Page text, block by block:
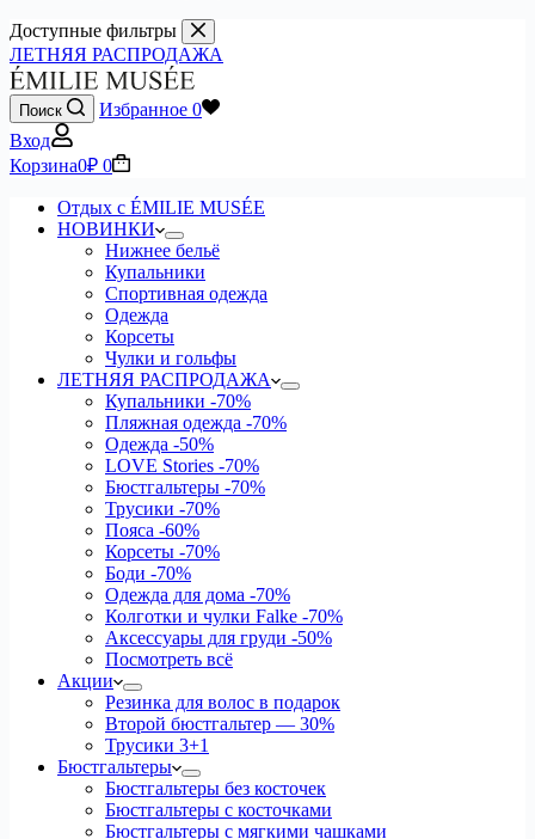
Доступные фильтры
ЛЕТНЯЯ РАСПРОДАЖА
Поиск Избранное 0
Вход
Корзина0₽ 0
Отдых с ÉMILIE MUSÉE
НОВИНКИ
Нижнее бельё
Купальники
Спортивная одежда
Одежда
Корсеты
Чулки и гольфы
ЛЕТНЯЯ РАСПРОДАЖА
Купальники -70%
Пляжная одежда -70%
Одежда -50%
LOVE Stories -70%
Бюстгальтеры -70%
Трусики -70%
Пояса -60%
Корсеты -70%
Боди -70%
Одежда для дома -70%
Колготки и чулки Falke -70%
Аксессуары для груди -50%
Посмотреть всё
Акции
Резинка для волос в подарок
Второй бюстгальтер — 30%
Трусики 3+1
Бюстгальтеры
Бюстгальтеры без косточек
Бюстгальтеры с косточками
Бюстгальтеры с мягкими чашками